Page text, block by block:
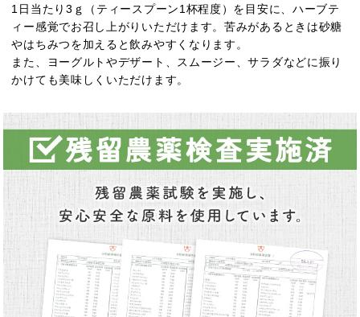
1日当たり3ｇ（ティースプーン1杯程度）を目安に、ハーブテ
ィー感覚でお召し上がりいただけます。苦みがあるときは砂糖
やはちみつを加えると飲みやすくなります。
また、ヨーグルトやデザート、スムージー、サラダなどに振り
かけても美味しくいただけます。